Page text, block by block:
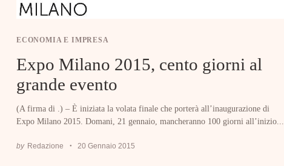
ECONOMIA E IMPRESA
Expo Milano 2015, cento giorni al
grande evento
(A firma di .) – È iniziata la volata finale che porterà all’inaugurazione di
Expo Milano 2015. Domani, 21 gennaio, mancheranno 100 giorni all’inizio...
by Redazione 20 Gennaio 2015